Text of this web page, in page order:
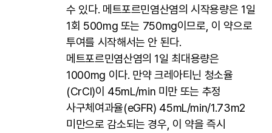
수 있다. 메트포르민염산염의 시작용량은 1일
1회 500mg 또는 750mg이므로, 이 약으로
투여를 시작해서는 안 된다.
메트포르민염산염의 1일 최대용량은
1000mg 이다. 만약 크레아티닌 청소율
(CrCl)이 45mL/min 미만 또는 추정
사구체여과율(eGFR) 45mL/min/1.73m2
미만으로 감소되는 경우, 이 약을 즉시